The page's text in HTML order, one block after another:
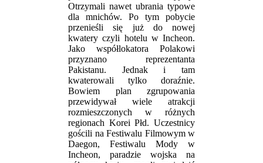
Otrzymali nawet ubrania typowe
dla mnichów. Po tym pobycie
przenieśli się już do nowej
kwatery czyli hotelu w Incheon.
Jako współlokatora Polakowi
przyznano reprezentanta
Pakistanu. Jednak i tam
kwaterowali tylko doraźnie.
Bowiem plan zgrupowania
przewidywał wiele atrakcji
rozmieszczonych w różnych
regionach Korei Płd. Uczestnicy
gościli na Festiwalu Filmowym w
Daegon, Festiwalu Mody w
Incheon, paradzie wojska na